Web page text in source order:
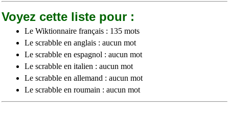
Voyez cette liste pour :
Le Wiktionnaire français : 135 mots
Le scrabble en anglais : aucun mot
Le scrabble en espagnol : aucun mot
Le scrabble en italien : aucun mot
Le scrabble en allemand : aucun mot
Le scrabble en roumain : aucun mot